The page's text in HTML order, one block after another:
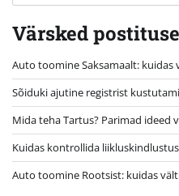
Värsked
Auto toomine Saksamaalt: kuidas
Sõiduki ajutine registrist
Mida teha Tartus? Parimad ideed
Kuidas kontrollida
Auto toomine Rootsist: kuidas